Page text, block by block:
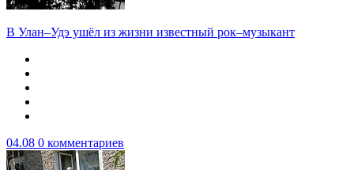
В Улан–Удэ ушёл из жизни известный рок–музыкант
04.08 0 комментариев